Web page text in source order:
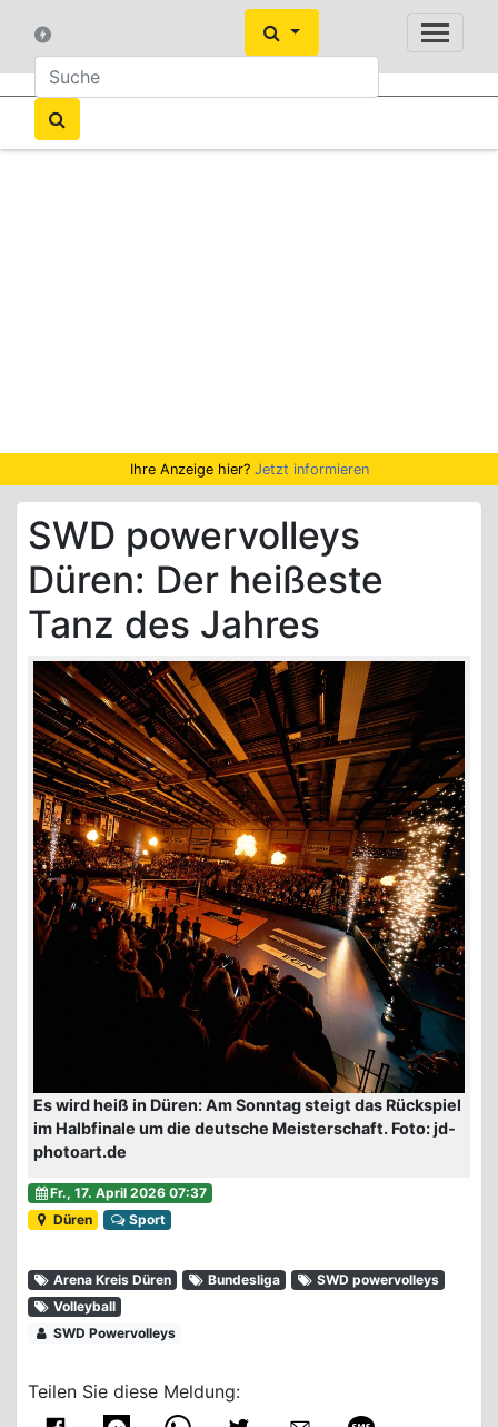
Ihre Anzeige hier? Jetzt informieren
SWD powervolleys
Düren: Der heißeste
Tanz des Jahres
Es wird heiß in Düren: Am Sonntag steigt das Rückspiel
im Halbfinale um die deutsche Meisterschaft. Foto: jd-
photoart.de
Fr., 17. April 2026 07:37
Düren
Sport
Arena Kreis Düren Bundesliga
SWD powervolleys
Volleyball
SWD Powervolleys
Teilen Sie diese Meldung: